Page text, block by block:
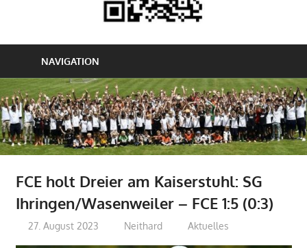
NAVIGATION
FCE holt Dreier am Kaiserstuhl: SG
Ihringen/Wasenweiler – FCE 1:5 (0:3)
27. August 2023 Neithard Aktuelles